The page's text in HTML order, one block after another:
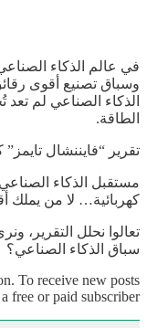
في عالم الذكاء
وسباق تصنيع أقوى
الذكاء الصناعي لم
الطاقة.
تقرير “فايننشال
مستقبل الذكاء
كهربائية… لا من يملك
تعالوا نحلل
سباق الذكاء الصناعي؟
To receive new posts
free or paid subscriber.